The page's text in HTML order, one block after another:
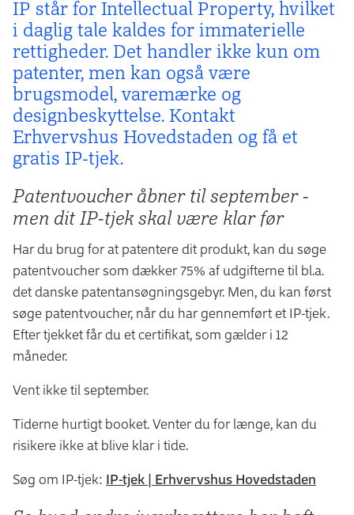
IP står for Intellectual Property, hvilket
i daglig tale kaldes for immaterielle
rettigheder. Det handler ikke kun om
patenter, men kan også være
brugsmodel, varemærke og
designbeskyttelse. Kontakt
Erhvervshus Hovedstaden og få et
gratis IP-tjek.
Patentvoucher åbner til september -
men dit IP-tjek skal være klar før
Har du brug for at patentere dit produkt, kan du søge
patentvoucher som dækker 75% af udgifterne til bl.a.
det danske patentansøgningsgebyr. Men, du kan først
søge patentvoucher, når du har gennemført et IP-tjek.
Efter tjekket får du et certifikat, som gælder i 12
måneder.
Vent ikke til september.
Tiderne hurtigt booket. Venter du for længe, kan du
risikere ikke at blive klar i tide.
Søg om IP-tjek: IP-tjek | Erhvervshus Hovedstaden